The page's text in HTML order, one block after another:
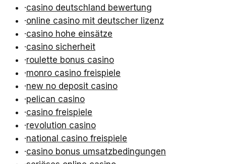
·casino deutschland bewertung
·online casino mit deutscher lizenz
·casino hohe einsätze
·casino sicherheit
·roulette bonus casino
·monro casino freispiele
·new no deposit casino
·pelican casino
·casino freispiele
·revolution casino
·national casino freispiele
·casino bonus umsatzbedingungen